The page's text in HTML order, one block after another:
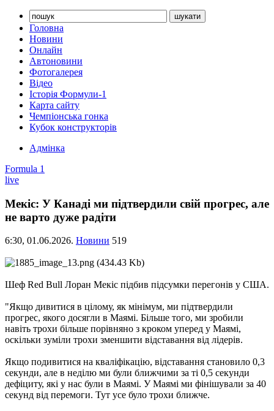
Головна
Новини
Онлайн
Автоновини
Фотогалерея
Відео
Історія Формули-1
Карта сайту
Чемпіонська гонка
Кубок конструкторів
Адмінка
Formula 1
live
Мекіс: У Канаді ми підтвердили свій прогрес, але
не варто дуже радіти
6:30, 01.06.2026. Новини 519
Шеф Red Bull Лоран Мекіс підбив підсумки перегонів у США.
"Якщо дивитися в цілому, як мінімум, ми підтвердили
прогрес, якого досягли в Маямі. Більше того, ми зробили
навіть трохи більше порівняно з кроком уперед у Маямі,
оскільки зуміли трохи зменшити відставання від лідерів.
Якщо подивитися на кваліфікацію, відставання становило 0,3
секунди, але в неділю ми були ближчими за ті 0,5 секунди
дефіциту, які у нас були в Маямі. У Маямі ми фінішували за 40
секунд від перемоги. Тут усе було трохи ближче.